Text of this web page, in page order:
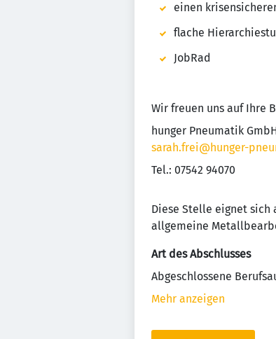
einen
flache
JobRad
Wir freuen uns auf Ihre
hunger Pneumatik
sarah.frei@hunger-
Tel.: 07542 94070
Diese Stelle eignet sich
allgemeine
Art des Abschlusses
Abgeschlossene
Mehr anzeigen